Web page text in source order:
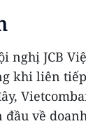
nghị JCB
khi liên
về